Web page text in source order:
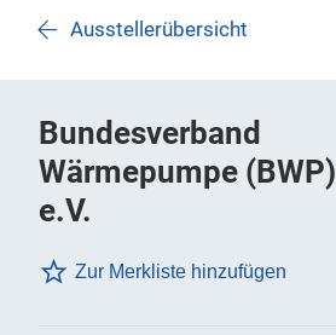
Ausstellerübersicht
Bundesverband
Wärmepumpe (BWP)
e.V.
Zur Merkliste hinzufügen